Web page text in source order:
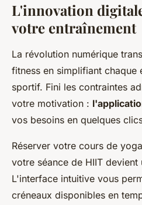
L'innovation
votre entraînement
La révolution numérique
fitness en simplifiant chaque
sportif. Fini les contraintes
votre motivation :
vos besoins en quelques
Réserver votre cours de
votre séance de HIIT devient
L'interface intuitive vous
créneaux disponibles en